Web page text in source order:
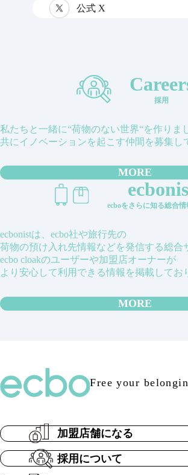
公式 X
採用
私たちと一緒に“荷物のない世界“を作りま
共にイノベーションを起こす仲間を募集し
MORE
ecboをさらに知る総合情
ecbonistは、ecbo社や旅行先の
荷物の預け入れ先情報などを発信する総合
ecbo cloakのユーザーや加盟店オーナーが
より安心して利用できる情報を掲載してお
MORE
Free your
加盟店舗になる
採用について